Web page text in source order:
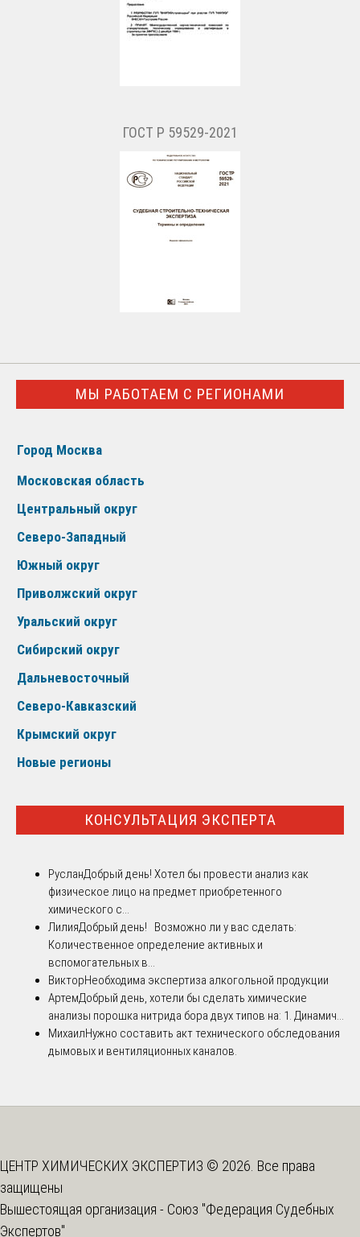
ГОСТ Р 59529-2021
МЫ РАБОТАЕМ С РЕГИОНАМИ
Город Москва
Московская область
Центральный округ
Северо-Западный
Южный округ
Приволжский округ
Уральский округ
Сибирский округ
Дальневосточный
Северо-Кавказский
Крымский округ
Новые регионы
КОНСУЛЬТАЦИЯ ЭКСПЕРТА
РусланДобрый день! Хотел бы провести анализ как
физическое лицо на предмет приобретенного
химического с...
ЛилияДобрый день! Возможно ли у вас сделать:
Количественное определение активных и
вспомогательных в...
ВикторНеобходима экспертиза алкогольной продукции
АртемДобрый день, хотели бы сделать химические
анализы порошка нитрида бора двух типов на: 1. Динамич...
МихаилНужно составить акт технического обследования
дымовых и вентиляционных каналов.
ЦЕНТР ХИМИЧЕСКИХ ЭКСПЕРТИЗ © 2026. Все права
защищены
Вышестоящая организация - Союз "Федерация Судебных
Экспертов"